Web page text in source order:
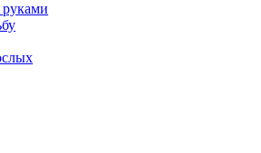
руками